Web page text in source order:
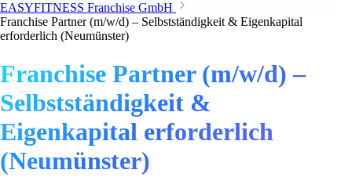
EASYFITNESS Franchise GmbH
Franchise Partner (m/w/d) – Selbstständigkeit & Eigenkapital
erforderlich (Neumünster)
Franchise Partner (m/w/d) –
Selbstständigkeit &
Eigenkapital erforderlich
(Neumünster)